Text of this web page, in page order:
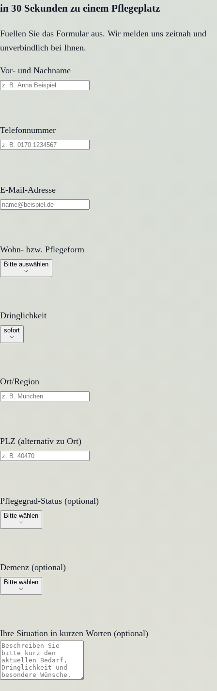
in 30 Sekunden zu einem Pflegeplatz
Fuellen Sie das Formular aus. Wir melden uns zeitnah und
unverbindlich bei Ihnen.
Vor- und Nachname
Telefonnummer
E-Mail-Adresse
Wohn- bzw. Pflegeform
Wohn- bzw. Pflegeform
Bitte auswählen
Dringlichkeit
Dringlichkeit
sofort
Ort/Region
PLZ (alternativ zu Ort)
Pflegegrad-Status (optional)
Pflegegrad-Status (optional)
Bitte wählen
Demenz (optional)
Demenz (optional)
Bitte wählen
Ihre Situation in kurzen Worten (optional)